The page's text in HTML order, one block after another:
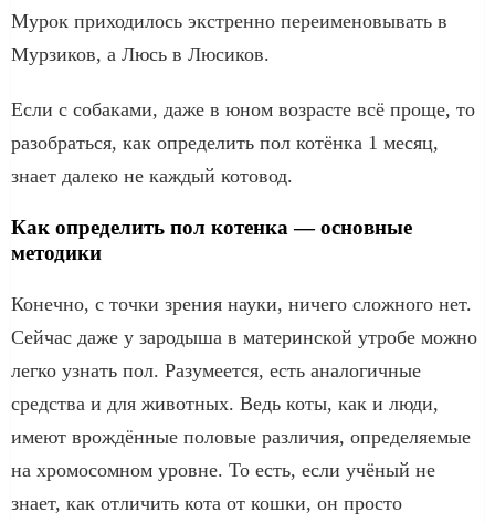
Мурок приходилось экстренно переименовывать в
Мурзиков, а Люсь в Люсиков.
Если с собаками, даже в юном возрасте всё проще, то
разобраться, как определить пол котёнка 1 месяц,
знает далеко не каждый котовод.
Как определить пол котенка — основные
методики
Конечно, с точки зрения науки, ничего сложного нет.
Сейчас даже у зародыша в материнской утробе можно
легко узнать пол. Разумеется, есть аналогичные
средства и для животных. Ведь коты, как и люди,
имеют врождённые половые различия, определяемые
на хромосомном уровне. То есть, если учёный не
знает, как отличить кота от кошки, он просто